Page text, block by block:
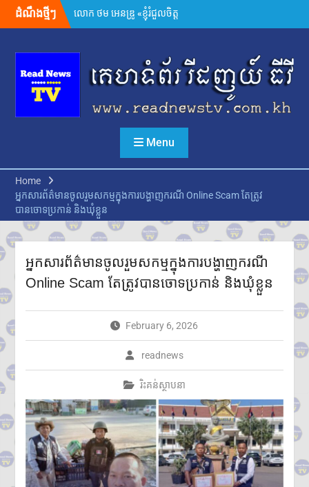
ដំណឹងថ្មីៗ
អ្នកនាំពាក្យក្រសួងព័ត៌មាន៖
គេហទំព័រមន្ទីរព័ត៌មានរាជធានី-ខេត្ត
សម្តេចមហាបវរធិបតី ហ៊ុន
ម៉ាណែត ដាក់ចេញដំណោះស្រាយ
៨ចំណុច ពន្លឿនបញ្ហាជាប់គាំងនៃ
ការចេញបណ្ណសម្គាល់កម្មសិទ្ធិដីធ្លី
រដ្ឋមន្រ្តីក្រសួងមហាផ្ទៃ អំពាវនាវ
អង្គការ សមាគម ដៃគូអភិវឌ្ឍន៍ បន្ត
ចូលរួមលើកកម្ពស់អភិវឌ្ឍន៍ជាតិ
អត្រាពន្ធថ្មីចំនួន ១០% ដែល
សហរដ្ឋអាមេរិកដាក់លើកម្ពុជា
មិនមែនយកទៅបូកបន្ថែមលើអត្រា
១៩% នោះទេ
គ្រោងនាំទាហានកូរ៉េខាងជើង
៣០,០០០នាក់បន្ថែម មកចូលរួម
ក្នុងសង្គ្រាម
តាមប្រព័ន្ធច្ចេកវិទ្យា២៦៨ករណីត្រូវ
បញ្ជូនទៅតុលាការ និងពាក់ព័ន្ធមុខ
សញ្ញាសង្ស័យជិត ៣ពាន់នាក់
២៤ កក្កដា ២០២៦៖ ខួប ១ ឆ្នាំ នៃ
ការចងចាំអំពីការចាប់ផ្តើមជម្លោះ
ប្រដាប់អាវុធ និងការប្តេជ្ញាចិត្តរក្សា
សន្តិភាព
កម្ពុជា និង FBI ប្តេជ្ញាបន្តពង្រឹង
កិច្ចសហប្រតិបត្តិការសន្តិសុខ
ក្រសួងអប់រំ យុវជន និងកីឡា
ប្រកាសព័ត៌មានពីការប្រឡង
សញ្ញាបត្រមធ្យមសិក្សាទុតិយភូមិ
Menu
Home
អ្នកសារព័ត៌មានចូលរួមសកម្មក្នុងការបង្ហាញករណី Online Scam តែត្រូវ
បានចោទប្រកាន់ និងឃុំខ្លួន
អ្នកសារព័ត៌មានចូលរួមសកម្មក្នុងការបង្ហាញករណី
Online Scam តែត្រូវបានចោទប្រកាន់ និងឃុំខ្លួន
February 6, 2026
readnews
រិះគន់ស្ថាបនា